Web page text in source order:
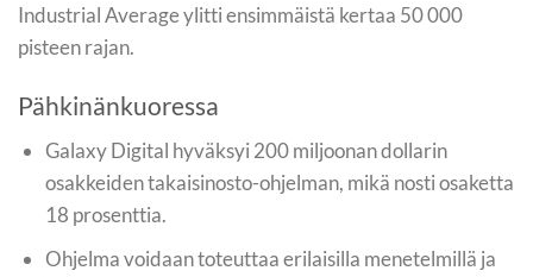
Industrial Average ylitti ensimmäistä kertaa 50 000
pisteen rajan.
Pähkinänkuoressa
Galaxy Digital hyväksyi 200 miljoonan dollarin
osakkeiden takaisinosto-ohjelman, mikä nosti osaketta
18 prosenttia.
Ohjelma voidaan toteuttaa erilaisilla menetelmillä ja